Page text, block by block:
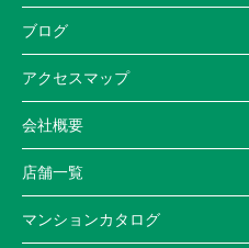
ブログ
アクセスマップ
会社概要
店舗一覧
マンションカタログ